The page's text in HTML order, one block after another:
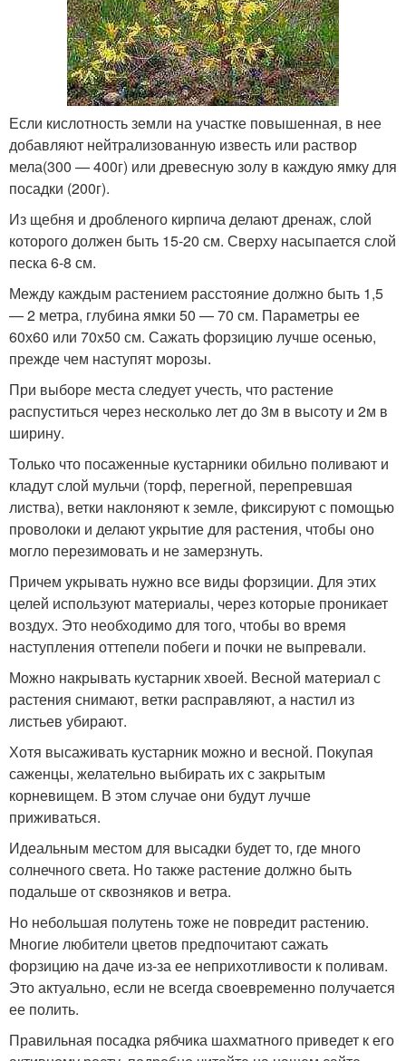
Если кислотность земли на участке повышенная, в нее
добавляют нейтрализованную известь или раствор
мела(300 — 400г) или древесную золу в каждую ямку для
посадки (200г).
Из щебня и дробленого кирпича делают дренаж, слой
которого должен быть 15-20 см. Сверху насыпается слой
песка 6-8 см.
Между каждым растением расстояние должно быть 1,5
— 2 метра, глубина ямки 50 — 70 см. Параметры ее
60х60 или 70х50 см. Сажать форзицию лучше осенью,
прежде чем наступят морозы.
При выборе места следует учесть, что растение
распуститься через несколько лет до 3м в высоту и 2м в
ширину.
Только что посаженные кустарники обильно поливают и
кладут слой мульчи (торф, перегной, перепревшая
листва), ветки наклоняют к земле, фиксируют с помощью
проволоки и делают укрытие для растения, чтобы оно
могло перезимовать и не замерзнуть.
Причем укрывать нужно все виды форзиции. Для этих
целей используют материалы, через которые проникает
воздух. Это необходимо для того, чтобы во время
наступления оттепели побеги и почки не выпревали.
Можно накрывать кустарник хвоей. Весной материал с
растения снимают, ветки расправляют, а настил из
листьев убирают.
Хотя высаживать кустарник можно и весной. Покупая
саженцы, желательно выбирать их с закрытым
корневищем. В этом случае они будут лучше
приживаться.
Идеальным местом для высадки будет то, где много
солнечного света. Но также растение должно быть
подальше от сквозняков и ветра.
Но небольшая полутень тоже не повредит растению.
Многие любители цветов предпочитают сажать
форзицию на даче из-за ее неприхотливости к поливам.
Это актуально, если не всегда своевременно получается
ее полить.
Правильная посадка рябчика шахматного приведет к его